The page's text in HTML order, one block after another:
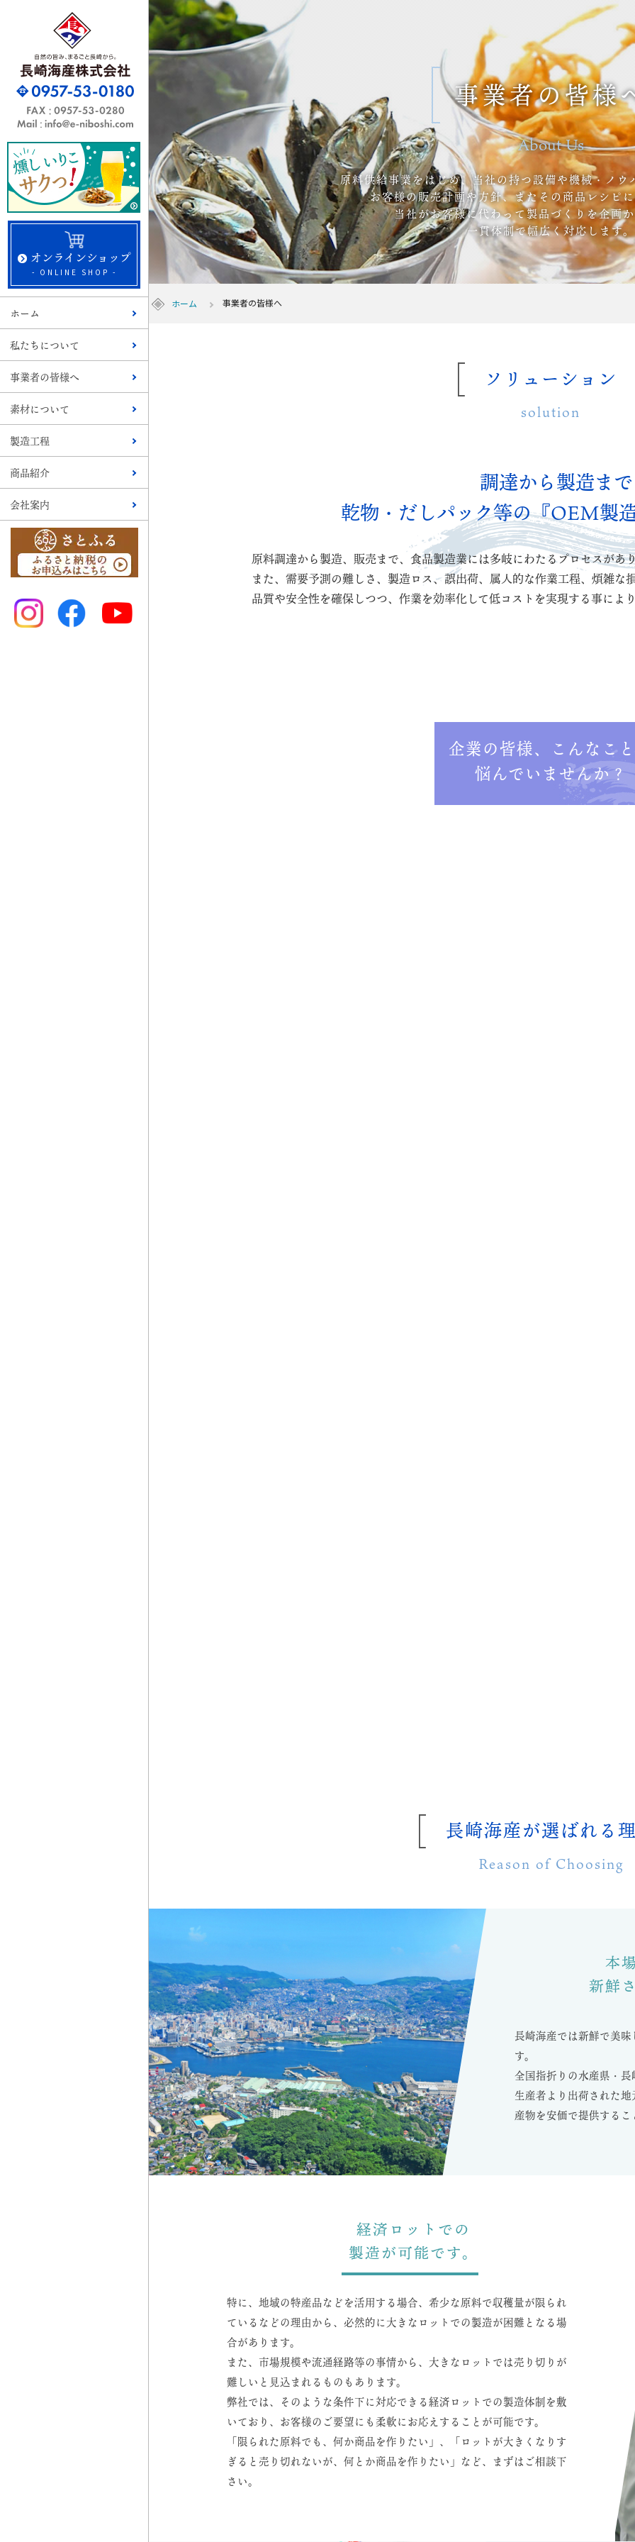
オンラインショップ
- ONLINE SHOP -
ホーム
私たちについて
事業者の皆様へ
素材について
製造工程
商品紹介
会社案内
事業者の皆様
About Us
原料供給事業をはじめ、当社の持つ設備や機械・ノウ
お客様の販売計画や方針、またその商品レシピ
当社がお客様に代わって製品づくりを企画
一貫体制で幅広く対応します。
ホーム 事業者の皆様へ
ソリューション
solution
調達から製造まで
乾物・だしパック等の『OEM製
原料調達から製造、販売まで、食品製造業には多岐にわたるプロセスがあ
また、需要予測の難しさ、製造ロス、誤出荷、属人的な作業工程、煩雑な
品質や安全性を確保しつつ、作業を効率化して低コストを実現する事によ
企業の皆様、こんなこ
悩んでいませんか？
長崎海産が選ばれる
Reason of Choosing
本
新鮮
長崎海産では新鮮で美
す。
全国指折りの水産県・長
生産者より出荷された
産物を安価で提供する
経済ロットでの
製造が可能です。
特に、地域の特産品などを活用する場合、希少な原料で収穫量が限られ
ているなどの理由から、必然的に大きなロットでの製造が困難となる場
合があります。
また、市場規模や流通経路等の事情から、大きなロットでは売り切りが
難しいと見込まれるものもあります。
弊社では、そのような条件下に対応できる経済ロットでの製造体制を敷
いており、お客様のご要望にも柔軟にお応えすることが可能です。
「限られた原料でも、何か商品を作りたい」、「ロットが大きくなりす
ぎると売り切れないが、何とか商品を作りたい」など、まずはご相談下
さい。